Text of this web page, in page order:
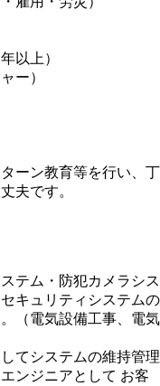
以上）
ー）
ーン教育等を行い、丁
夫です。
テム・防犯カメラシス
キュリティシステムの
（電気設備工事、電気
てシステムの維持管理
ンジニアとして お客